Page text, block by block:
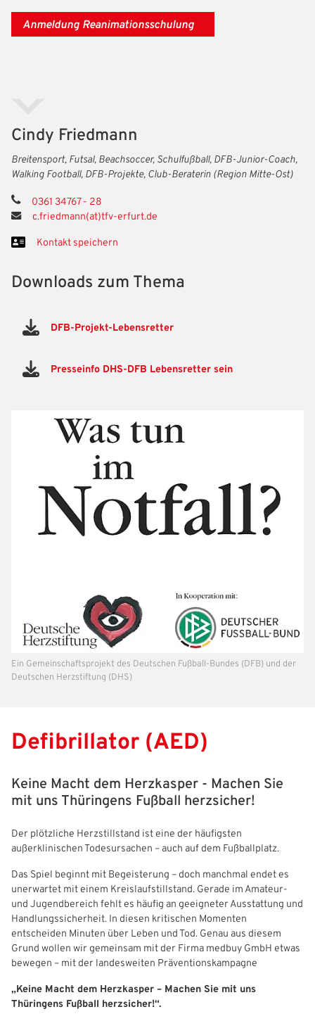
Anmeldung Reanimationsschulung
Cindy Friedmann
Breitensport, Futsal, Beachsoccer, Schulfußball, DFB-Junior-Coach,
Walking Football, DFB-Projekte, Club-Beraterin (Region Mitte-Ost)
0361 34767 - 28
c.friedmann(at)tfv-erfurt.de
Kontakt speichern
Downloads zum Thema
DFB-Projekt-Lebensretter
Presseinfo DHS-DFB Lebensretter sein
Ein Gemeinschaftsprojekt des Deutschen Fußball-Bundes (DFB) und der
Deutschen Herzstiftung (DHS)
Defibrillator (AED)
Keine Macht dem Herzkasper - Machen Sie
mit uns Thüringens Fußball herzsicher!
Der plötzliche Herzstillstand ist eine der häufigsten
außerklinischen Todesursachen – auch auf dem Fußballplatz.
Das Spiel beginnt mit Begeisterung – doch manchmal endet es
unerwartet mit einem Kreislaufstillstand. Gerade im Amateur-
und Jugendbereich fehlt es häufig an geeigneter Ausstattung und
Handlungssicherheit. In diesen kritischen Momenten
entscheiden Minuten über Leben und Tod. Genau aus diesem
Grund wollen wir gemeinsam mit der Firma medbuy GmbH etwas
bewegen – mit der landesweiten Präventionskampagne
„Keine Macht dem Herzkasper – Machen Sie mit uns
Thüringens Fußball herzsicher!“.
Aktuelle Seite als Lesezeichen speichern